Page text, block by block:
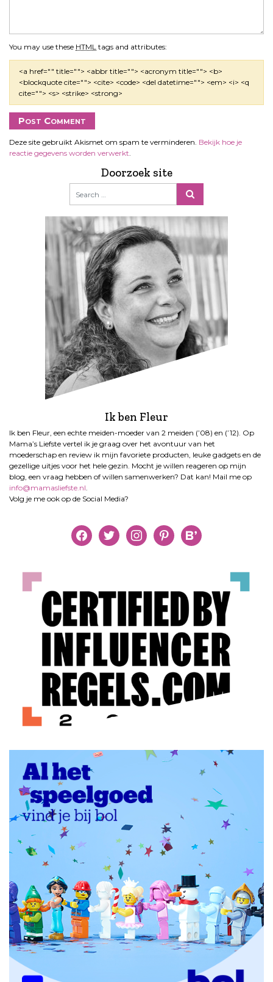
You may use these HTML tags and attributes:
<a href="" title=""> <abbr title=""> <acronym title=""> <b>
<blockquote cite=""> <cite> <code> <del datetime=""> <em> <i> <q
cite=""> <s> <strike> <strong>
Deze site gebruikt Akismet om spam te verminderen. Bekijk hoe je
reactie gegevens worden verwerkt.
Doorzoek site
Ik ben Fleur
Ik ben Fleur, een echte meiden-moeder van 2 meiden (’08) en (’12). Op
Mama’s Liefste vertel ik je graag over het avontuur van het
moederschap en review ik mijn favoriete producten, leuke gadgets en de
gezellige uitjes voor het hele gezin. Mocht je willen reageren op mijn
blog, een vraag hebben of willen samenwerken? Dat kan! Mail me op
info@mamasliefste.nl.
Volg je me ook op de Social Media?
facebooktwitter instagrampinterestbloglovin